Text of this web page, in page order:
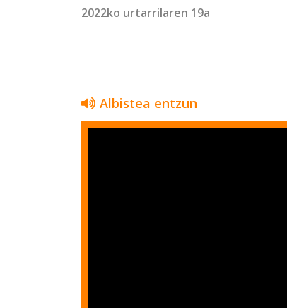
2022ko urtarrilaren 19a
Albistea entzun